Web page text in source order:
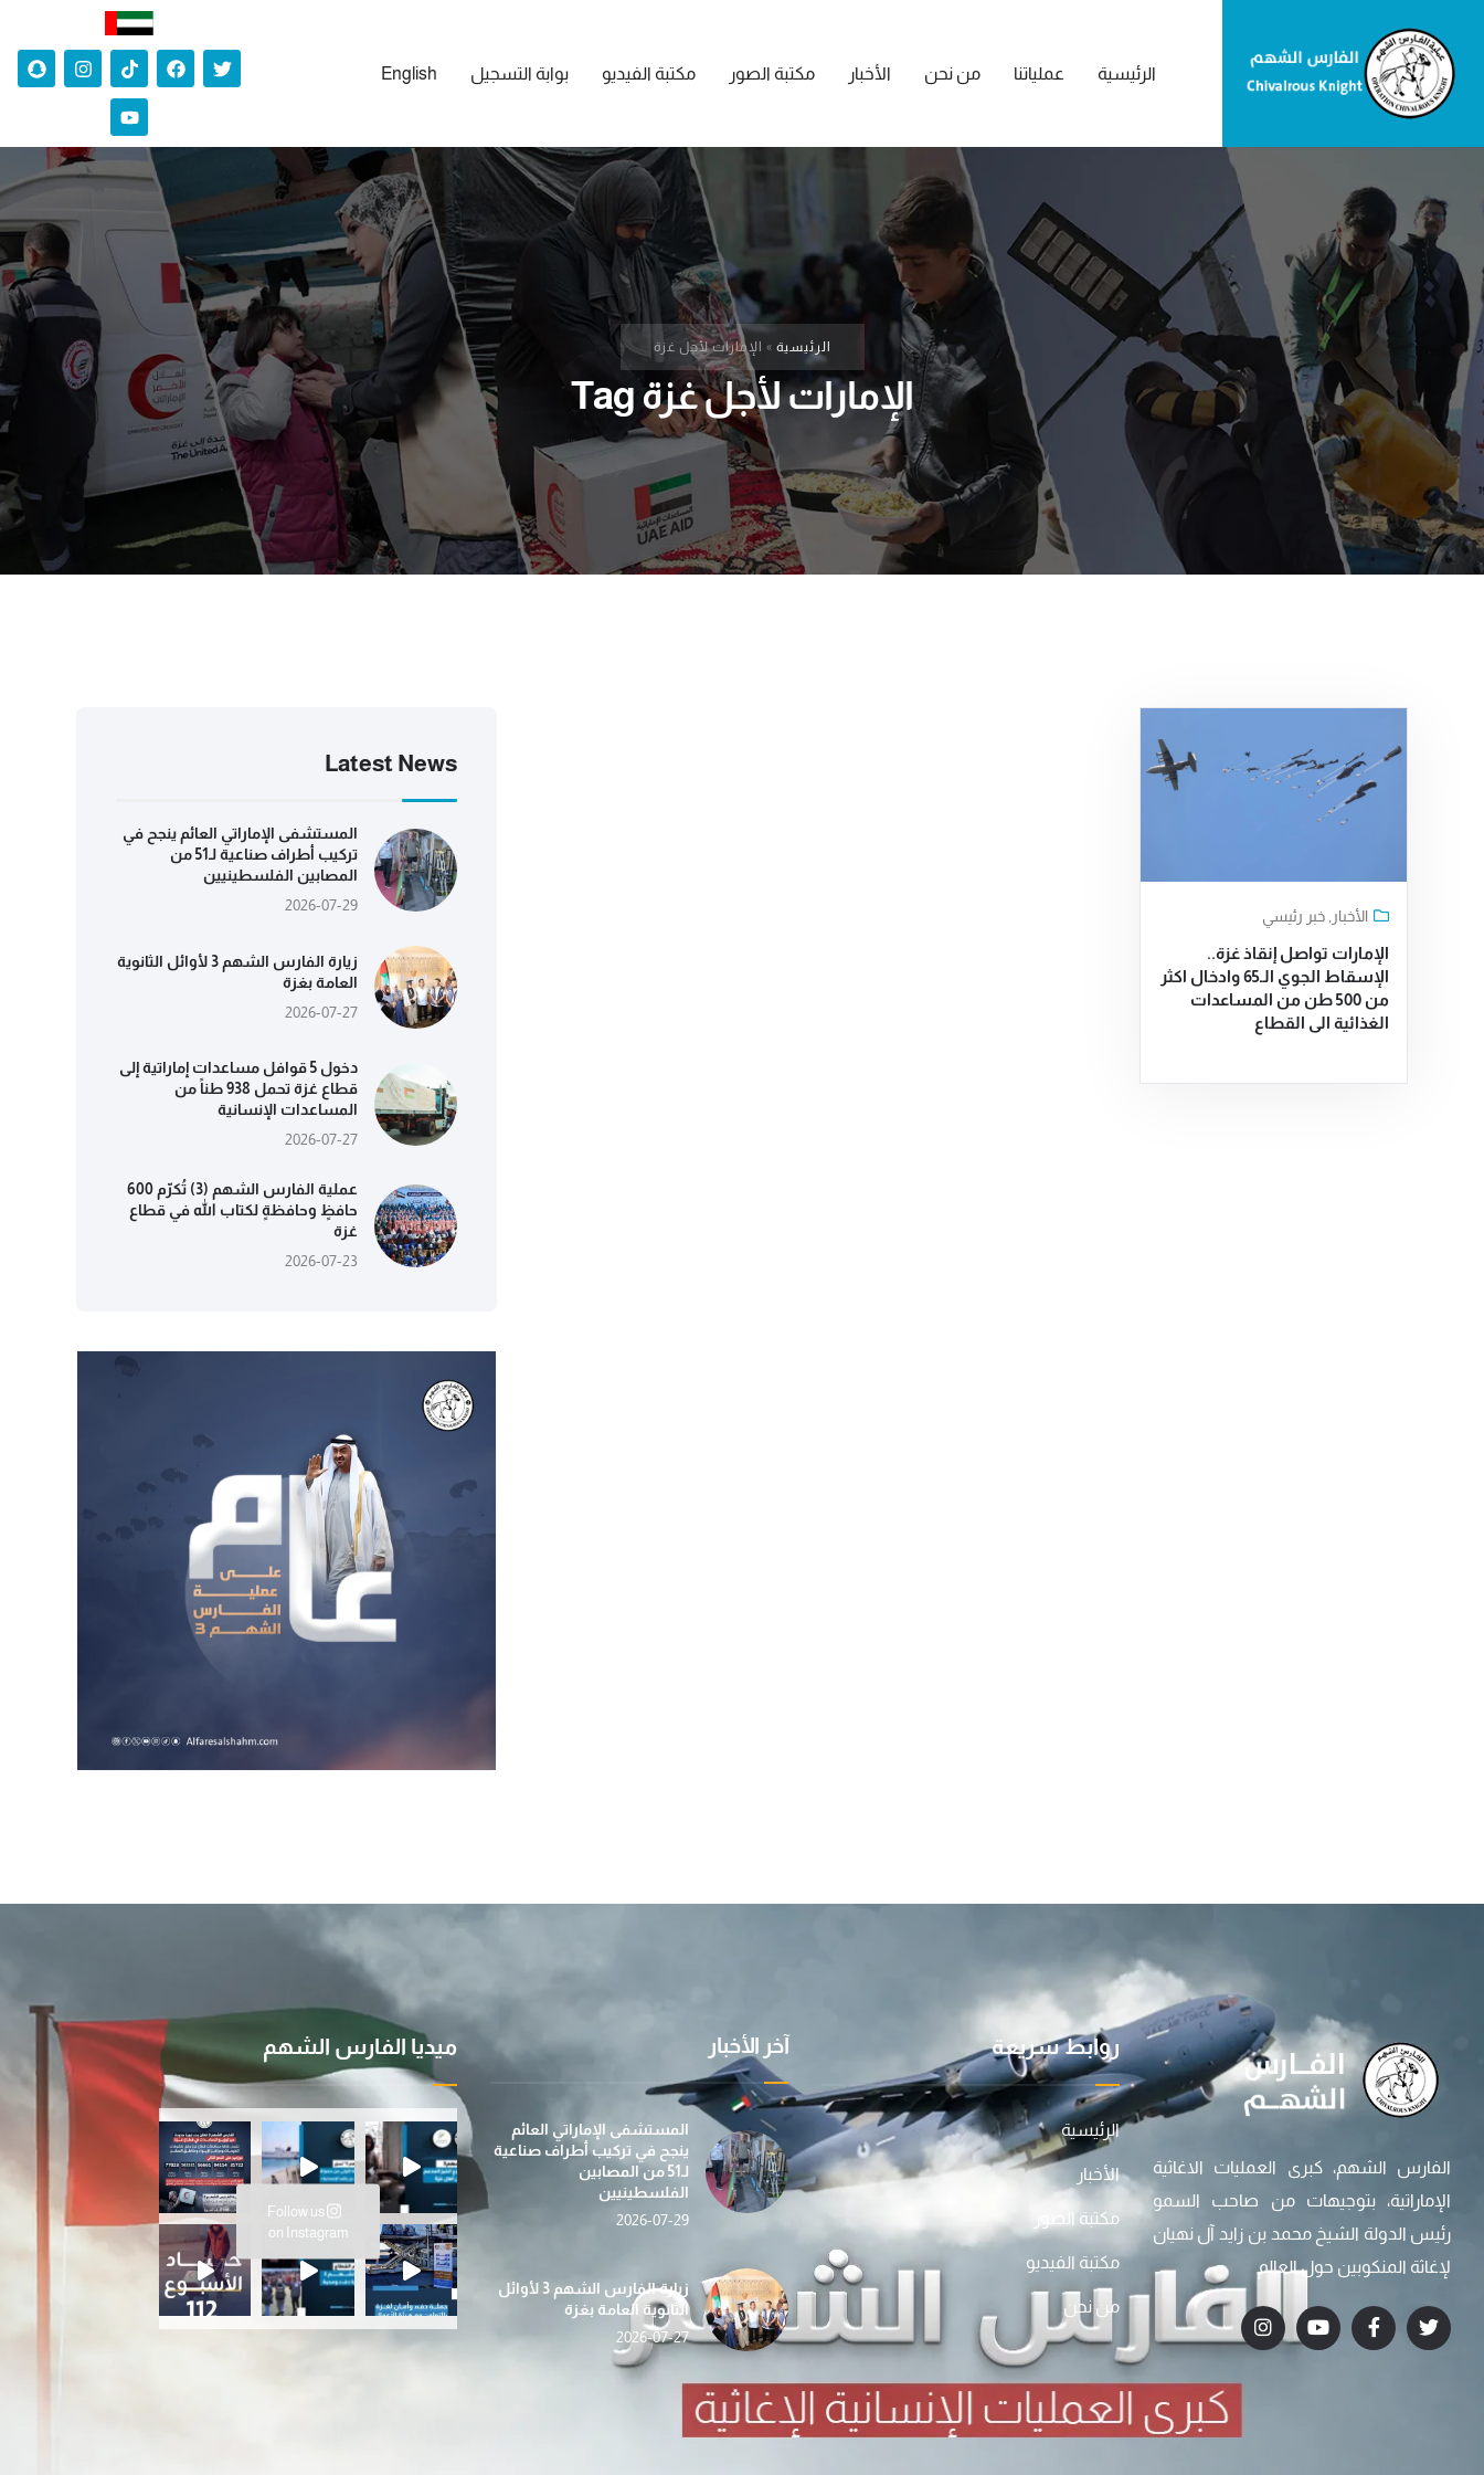
الرئيسية عملياتنا من نحن الأخبار مكتبة الصور مكتبة الفيديو بوابة التسجيل English
الرئيسية » الإمارات لأجل غزة
الإمارات لأجل غزة Tag
الأخبار خبر رئيسي
الإمارات تواصل إنقاذ غزة..
الإسقاط الجوي الـ65 وادخال اكثر
من 500 طن من المساعدات
الغذائية الى القطاع
Latest News
المستشفى الإماراتي العائم ينجح في
تركيب أطراف صناعية لـ51 من
المصابين الفلسطينيين
2026-07-29
زيارة الفارس الشهم 3 لأوائل الثانوية
العامة بغزة
2026-07-27
دخول 5 قوافل مساعدات إماراتية إلى
قطاع غزة تحمل 938 طناً من
المساعدات الإنسانية
2026-07-27
عملية الفارس الشهم (3) تُكرّم 600
حافظٍ وحافظةٍ لكتاب الله في قطاع
غزة
2026-07-23
الفارس الشهم، كبرى العمليات الاغاثية
الإماراتية، بتوجيهات من صاحب السمو
رئيس الدولة الشيخ محمد بن زايد آل نهيان
لإغاثة المنكوبين حول العالم
روابط سريعة
الرئيسية
الأخبار
مكتبة الصور
مكتبة الفيديو
من نحن
آخر الأخبار
المستشفى الإماراتي العائم
ينجح في تركيب أطراف صناعية
لـ51 من المصابين
الفلسطينيين
2026-07-29
زيارة الفارس الشهم 3 لأوائل
الثانوية العامة بغزة
2026-07-27
ميديا الفارس الشهم
بمساهمة من مؤسسة صقر بن محمد القاسمي، تطلق عملية ا
عملية "الفارس الشهم 3" تسيّر إلى غزة الدفعة الأولىفي إطار جهودها الإنسانية المتواصلة…عملية الفارس ال
ضمن مبادرة “دفء ومحبة”... عملية الفارس الشهم 3، ت
حصاد الأسبوع (112) … أنشطة إغاثية ومساعدات شاملة ت
Follow us
on Instagram